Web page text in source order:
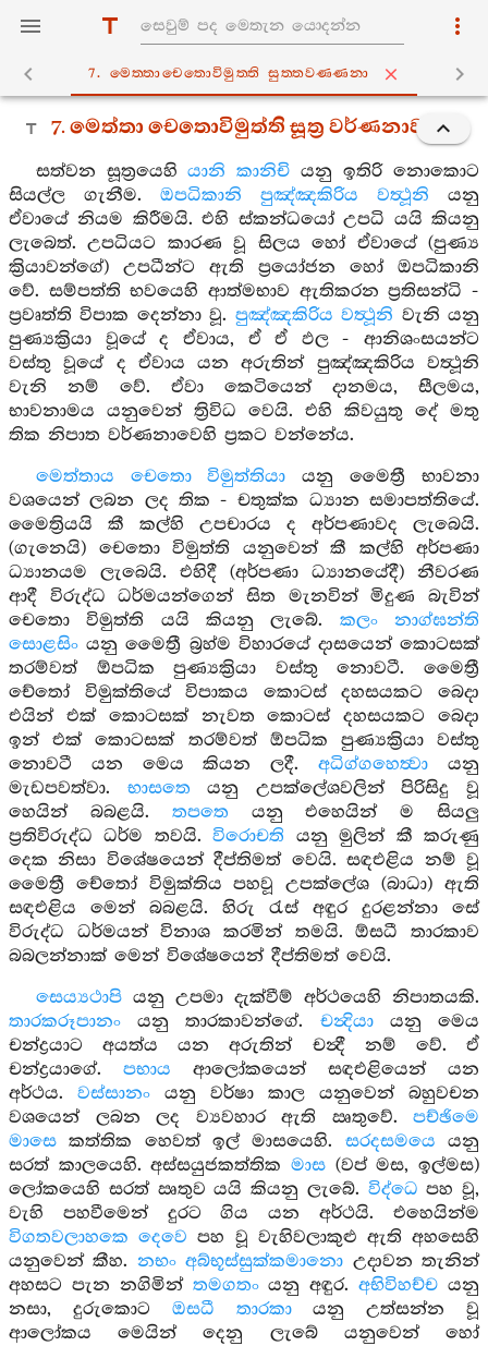
7. මෙත‍්තාචෙතොවිමුත‍්ති සුත‍්තවණ‍්ණනා
7. මෙත්තා චෙතොවිමුත්ති සූත්‍ර වර්ණනාව
සත්වන සූත්‍රයෙහියානි කානිචි යනු ඉතිරි නොකොට
සියල්ල ගැනීම. ඔපධිකානි පුඤ්ඤකිරිය වත්‍ථූනි යනු
ඒවායේ නියම කිරීමයි. එහි ස්කන්ධයෝ උපධි යයි කියනු
ලැබෙත්. උපධියට කාරණ වූ සිලය හෝ ඒවායේ (පුණ්‍ය
ක්‍රියාවන්ගේ) උපධීන්ට ඇති ප්‍රයෝජන හෝ ඔපධිකානි
වේ. සම්පත්ති භවයෙහි ආත්මභාව ඇතිකරන ප්‍රතිසන්ධි -
ප්‍රවෘත්ති විපාක දෙන්නා වූ. පුඤ්ඤකිරිය වත්‍ථූනි වැනි යනු
පුණ්‍යක්‍රියා වූයේ ද ඒවාය, ඒ ඒ ඵල - ආනිශංසයන්ට
වස්තු වූයේ ද ඒවාය යන අරුතින් පුඤ්ඤකිරිය වත්‍ථූනි
වැනි නම් වේ. ඒවා කෙටියෙන් දානමය, සීලමය,
භාවනාමය යනුවෙන් ත්‍රිවිධ වෙයි. එහි කිවයුතු දේ මතු
තික නිපාත වර්ණනාවෙහි ප්‍රකට වන්නේය.
මෙත්තාය චෙතො විමුත්තියා යනු මෛත්‍රී භාවනා
වශයෙන් ලබන ලද තික - චතුක්ක ධ්‍යාන සමාපත්තියේ.
මෛත්‍රියයි කී කල්හි උපචාරය ද අර්පණාවද ලැබෙයි.
(ගැනෙයි) චෙතො විමුත්ති යනුවෙන් කී කල්හි අර්පණා
ධ්‍යානයම ලැබෙයි. එහිදී (අර්පණා ධ්‍යානයේදී) නීවරණ
ආදී විරුද්ධ ධර්මයන්ගෙන් සිත මැනවින් මිදුණ බැවින්
චෙතො විමුත්ති යයි කියනු ලැබේ. කලං නාග්ඝන්ති
සොළසිං යනු මෛත්‍රී බ්‍රහ්ම විහාරයේ දාසයෙන් කොටසක්
තරම්වත් ඕපධික පුණ්‍යක්‍රියා වස්තු නොවටී. මෛත්‍රී
චේතෝ විමුක්තියේ විපාකය කොටස් දහසයකට බෙදා
එයින් එක් කොටසක් නැවත කොටස් දහසයකට බෙදා
ඉන් එක් කොටසක් තරම්වත් ඕපධික පුණ්‍යක්‍රියා වස්තු
නොවටී යන මෙය කියන ලදී.අධිග්ගහෙත්‍වා යනු
මැඩපවත්වා. භාසතෙ යනු උපක්ලේශවලින් පිරිසිදු වූ
හෙයින් බබළයි. තපතෙ යනු එහෙයින් ම සියලු
ප්‍රතිවිරුද්ධ ධර්ම තවයි.විරොචති යනු මුලින් කී කරුණු
දෙක නිසා විශේෂයෙන් දීප්තිමත් වෙයි. සඳඑළිය නම් වූ
මෛත්‍රී චේතෝ විමුක්තිය පහවූ උපක්ලේශ (බාධා) ඇති
සඳඑළිය මෙන් බබළයි. හිරු රැස් අඳුර දුරළන්නා සේ
විරුද්ධ ධර්මයන් විනාශ කරමින් තමයි. ඕසධී තාරකාව
බබලන්නාක් මෙන් විශේෂයෙන් දීප්තිමත් වෙයි.
සෙය්‍යථාපි යනු උපමා දැක්වීම් අර්ථයෙහි නිපාතයකි.
තාරකරූපානං යනු තාරකාවන්ගේ. චන්‍දියායනු මෙය
චන්ද්‍රයාට අයත්ය යන අරුතින් චන්‍දී නම් වේ. ඒ
චන්ද්‍රයාගේ. පභාය ආලෝකයෙන් සඳඑළියෙන් යන
අර්ථය. වස්සානං යනු වර්ෂා කාල යනුවෙන් බහුවචන
වශයෙන් ලබන ලද ව්‍යවහාර ඇති ඍතුවේ. පච්ඡිමෙ
මාසෙ කත්තික හෙවත් ඉල් මාසයෙහි. සරදසමයෙ යනු
සරත් කාලයෙහි. අස්සයුජකත්තික මාස (වප් මස, ඉල්මස)
ලෝකයෙහි සරත් ඍතුව යයි කියනු ලැබේ. විද්ධෙ පහ වූ,
වැහි පහවීමෙන් දුරට ගිය යන අර්ථයි. එහෙයින්ම
විගතවලාහකෙ දෙවෙ පහ වූ වැහිවලාකුළු ඇති අහසෙහි
යනුවෙන් කීහ. නභං අබ්භූස්සුක්කමානො උදාවන තැනින්
අහසට පැන නගිමින් තමගතංයනු අඳුර.අභිවිහච්ච යනු
නසා, දුරුකොට ඔසධී තාරකායනු උත්සන්න වූ
ආලෝකය මෙයින් දෙනු ලැබේ යනුවෙන් හෝ